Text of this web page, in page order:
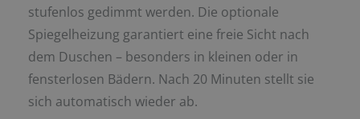
stufenlos gedimmt werden. Die optionale
Spiegelheizung garantiert eine freie Sicht nach
dem Duschen – besonders in kleinen oder in
fensterlosen Bädern. Nach 20 Minuten stellt sie
sich automatisch wieder ab.